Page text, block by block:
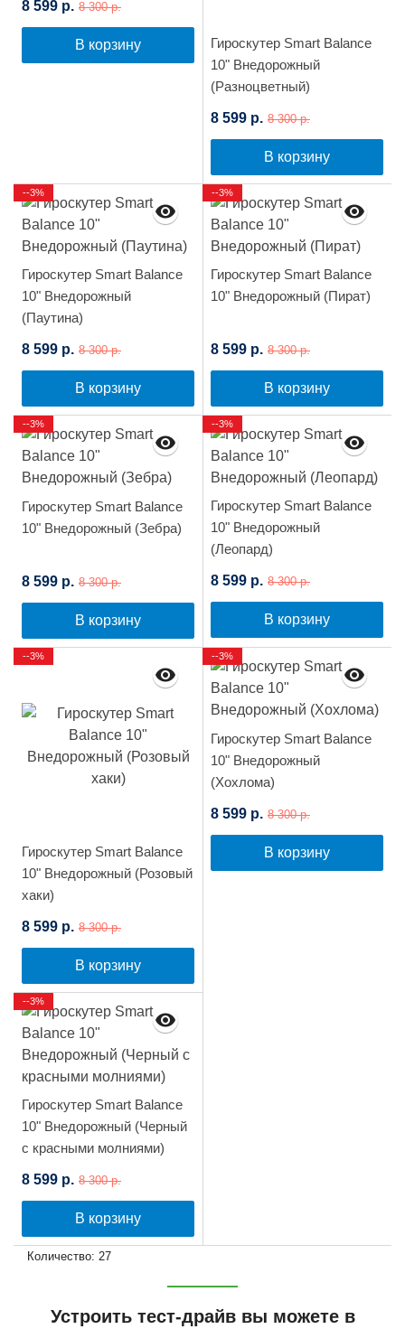
8 599 р. 8 300 р.
В корзину
Гироскутер Smart Balance
10" Внедорожный
(Разноцветный)
8 599 р. 8 300 р.
В корзину
Гироскутер Smart Balance
10" Внедорожный
(Паутина)
8 599 р. 8 300 р.
В корзину
--3%
Гироскутер Smart Balance
10" Внедорожный (Пират)
8 599 р. 8 300 р.
В корзину
--3%
Гироскутер Smart Balance
10" Внедорожный (Зебра)
8 599 р. 8 300 р.
В корзину
--3%
Гироскутер Smart Balance
10" Внедорожный
(Леопард)
8 599 р. 8 300 р.
В корзину
--3%
Гироскутер Smart Balance
10" Внедорожный (Розовый
хаки)
8 599 р. 8 300 р.
В корзину
--3%
Гироскутер Smart Balance
10" Внедорожный
(Хохлома)
8 599 р. 8 300 р.
В корзину
--3%
Гироскутер Smart Balance
10" Внедорожный (Черный
с красными молниями)
8 599 р. 8 300 р.
В корзину
--3%
Количество: 27
Устроить тест-драйв вы можете в